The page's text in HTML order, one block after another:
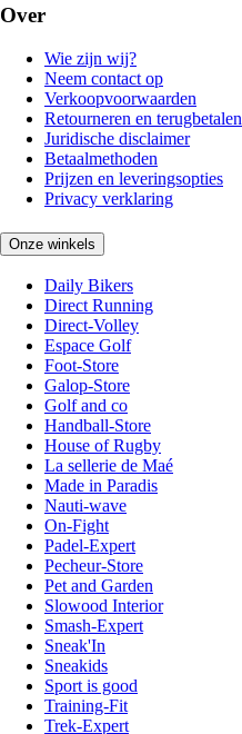
Over
Wie zijn wij?
Neem contact op
Verkoopvoorwaarden
Retourneren en terugbetalen
Juridische disclaimer
Betaalmethoden
Prijzen en leveringsopties
Privacy verklaring
Onze winkels
Daily Bikers
Direct Running
Direct-Volley
Espace Golf
Foot-Store
Galop-Store
Golf and co
Handball-Store
House of Rugby
La sellerie de Maé
Made in Paradis
Nauti-wave
On-Fight
Padel-Expert
Pecheur-Store
Pet and Garden
Slowood Interior
Smash-Expert
Sneak'In
Sneakids
Sport is good
Training-Fit
Trek-Expert